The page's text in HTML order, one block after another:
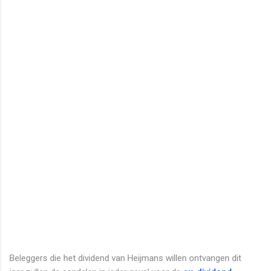
Beleggers die het dividend van Heijmans willen ontvangen dit